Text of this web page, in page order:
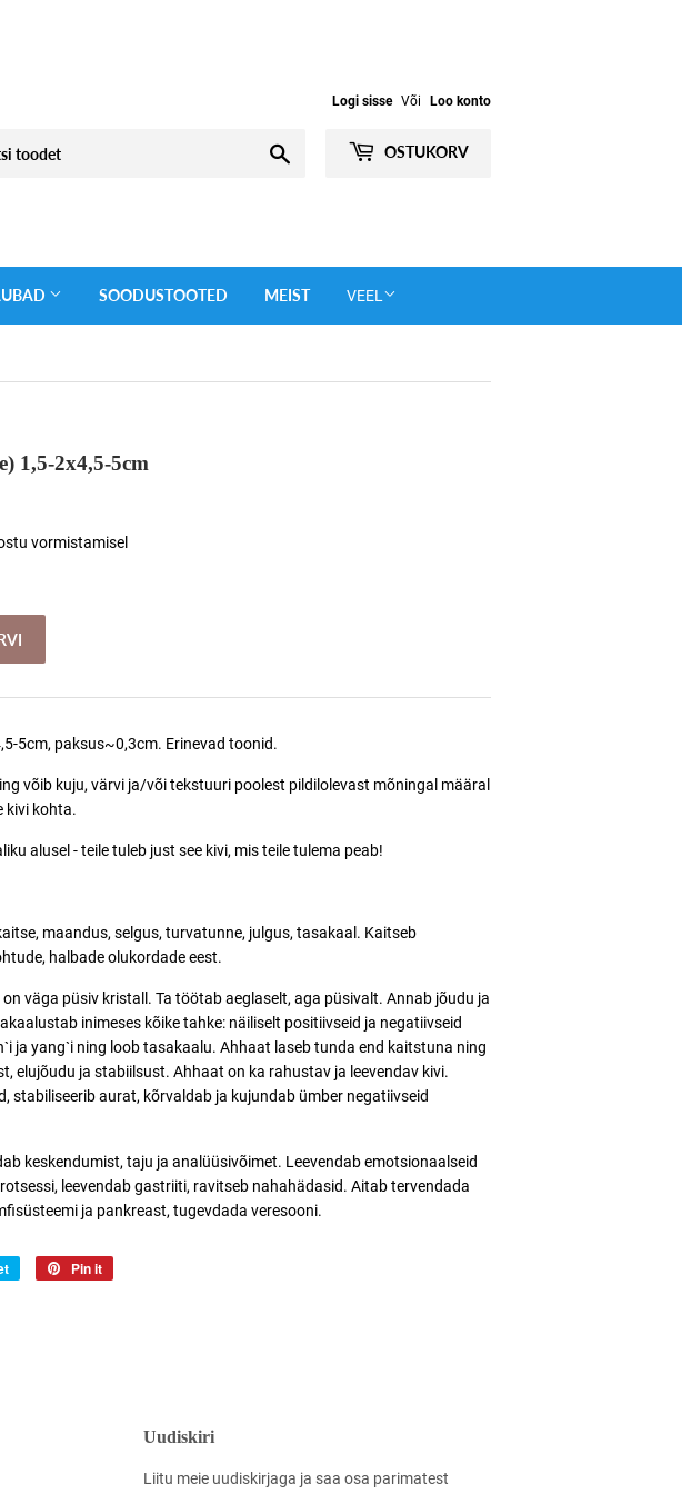
Logi sisse Või Loo konto
OSTUKORV
SOODUSTOOTED MEIST VEEL
1,5-2x4,5-5cm
vormistamisel
5cm, paksus~0,3cm. Erinevad toonid.
võib kuju, värvi ja/või tekstuuri poolest pildilolevast mõningal määral
kivi kohta.
alusel - teile tuleb just see kivi, mis teile tulema peab!
maandus, selgus, turvatunne, julgus, tasakaal. Kaitseb
halbade olukordade eest.
väga püsiv kristall. Ta töötab aeglaselt, aga püsivalt. Annab jõudu ja
inimeses kõike tahke: näiliselt positiivseid ja negatiivseid
ja yang`i ning loob tasakaalu. Ahhaat laseb tunda end kaitstuna ning
elujõudu ja stabiilsust. Ahhaat on ka rahustav ja leevendav kivi.
stabiliseerib aurat, kõrvaldab ja kujundab ümber negatiivseid
keskendumist, taju ja analüüsivõimet. Leevendab emotsionaalseid
leevendab gastriiti, ravitseb nahahädasid. Aitab tervendada
ja pankreast, tugevdada veresooni.
Jaga
Pin it
Uudiskiri
Liitu meie uudiskirjaga ja saa osa parimatest